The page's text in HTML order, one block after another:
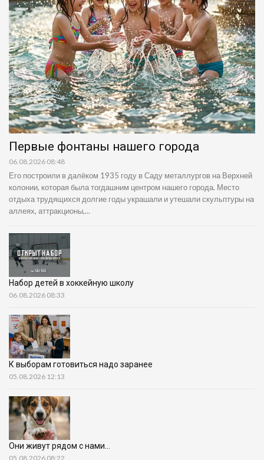
Первые фонтаны нашего города
06.08.2026 08:48
Его построили в далёком 1935 году в Саду металлургов на Верхней
колонии, которая была тогдашним центром нашего города. Место
отдыха трудящихся долгие годы украшали и утешали скульптуры на
аллеях, аттракционы,...
Набор детей в хоккейную школу
06.08.2026 08:33
К выборам готовиться надо заранее
05.08.2026 12:13
Они живут рядом с нами…
05.08.2026 08:22